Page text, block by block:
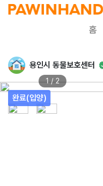
홈
용인시 동물보호센터
완료(입양)
1 / 2